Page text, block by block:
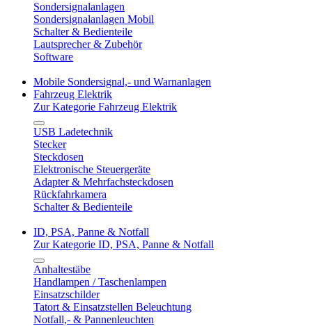
Sondersignalanlagen
Sondersignalanlagen Mobil
Schalter & Bedienteile
Lautsprecher & Zubehör
Software
Mobile Sondersignal,- und Warnanlagen
Fahrzeug Elektrik
Zur Kategorie Fahrzeug Elektrik
USB Ladetechnik
Stecker
Steckdosen
Elektronische Steuergeräte
Adapter & Mehrfachsteckdosen
Rückfahrkamera
Schalter & Bedienteile
ID, PSA, Panne & Notfall
Zur Kategorie ID, PSA, Panne & Notfall
Anhaltestäbe
Handlampen / Taschenlampen
Einsatzschilder
Tatort & Einsatzstellen Beleuchtung
Notfall,- & Pannenleuchten